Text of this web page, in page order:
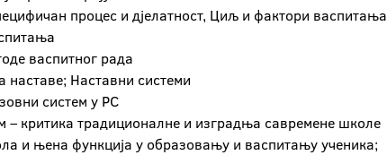
процес и дјелатност, Циљ и фактори васпитања
васпитног рада
наставе; Наставни системи
систем у РС
– критика традиционалне и изградња савремене школе
и њена функција у образовању и васпитању ученика;